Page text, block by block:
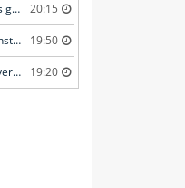
Fietser geschept door auto en naar ziekenhuis gebracht 20:15
Brand in trein leidt tot grote inzet van hulpdiensten 19:50
Politie zet groots in bij incident met man met verward gedrag 19:20